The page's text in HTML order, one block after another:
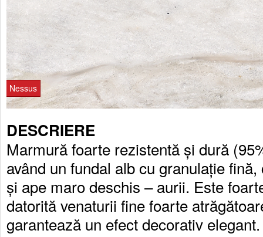
Nessus
DESCRIERE
Marmură foarte rezistentă și dură
având un fundal alb cu granulație
și ape maro deschis – aurii. Este
datorită venaturii fine foarte
garantează un efect decorativ elegant.